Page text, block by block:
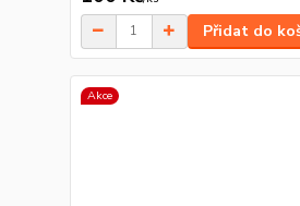
Přidat do
Akce